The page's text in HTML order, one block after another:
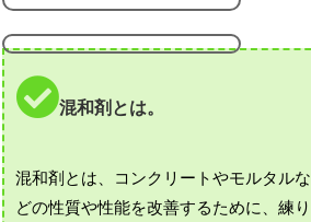
混和剤とは。
混和剤とは、コンクリートやモルタルな
どの性質や性能を改善するために、練り